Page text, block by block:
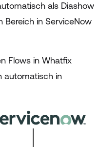
als Diashow
in ServiceNow
Flows in Whatfix
automatisch in